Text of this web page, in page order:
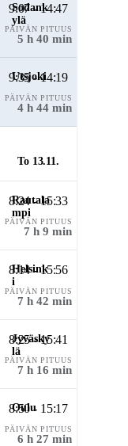
9:07 - 14:47
PÄIVÄN PITUUS
5 h 40 min
9:35 - 14:19
PÄIVÄN PITUUS
4 h 44 min
To 13.11.
8:24 - 15:33
PÄIVÄN PITUUS
7 h 9 min
8:14 - 15:56
PÄIVÄN PITUUS
7 h 42 min
8:25 - 15:41
PÄIVÄN PITUUS
7 h 16 min
8:50 - 15:17
PÄIVÄN PITUUS
6 h 27 min